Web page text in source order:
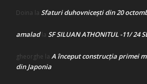
Doina la Sfaturi duhovnicești din 20
amaladla SF SILUAN ATHONITUL -11/ 24
gheorghe la A început construcţia primei
din Japonia